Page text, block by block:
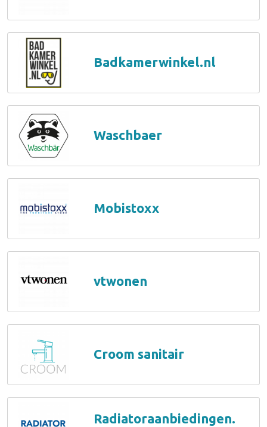
Badkamerwinkel.nl
Waschbaer
Mobistoxx
vtwonen
Croom sanitair
Radiatoraanbiedingen.